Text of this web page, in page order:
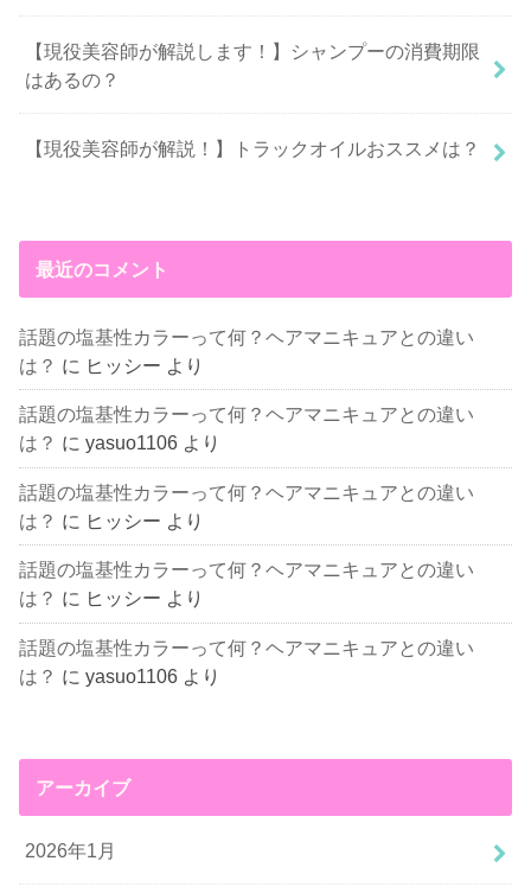
【現役美容師が解説します！】シャンプーの消費期限
はあるの？
【現役美容師が解説！】トラックオイルおススメは？
最近のコメント
話題の塩基性カラーって何？ヘアマニキュアとの違い
は？ に ヒッシー より
話題の塩基性カラーって何？ヘアマニキュアとの違い
は？ にyasuo1106 より
話題の塩基性カラーって何？ヘアマニキュアとの違い
は？ に ヒッシー より
話題の塩基性カラーって何？ヘアマニキュアとの違い
は？ に ヒッシー より
話題の塩基性カラーって何？ヘアマニキュアとの違い
は？ にyasuo1106 より
アーカイブ
2026年1月